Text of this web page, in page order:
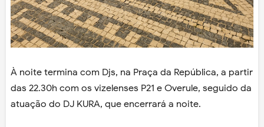
À noite termina com Djs, na Praça da República, a partir
das 22.30h com os vizelenses P21 e Overule, seguido da
atuação do DJ KURA, que encerrará a noite.